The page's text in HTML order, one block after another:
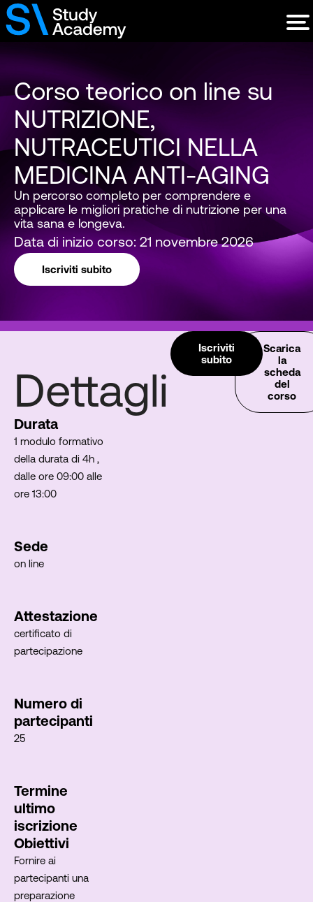
Corso teorico on line su
NUTRIZIONE,
NUTRACEUTICI NELLA
MEDICINA ANTI-AGING
Un percorso completo per comprendere e
applicare le migliori pratiche di nutrizione per una
vita sana e longeva.
Data di inizio corso: 21 novembre 2026
Iscriviti subito
Dettagli
Durata
1 modulo formativo
della durata di 4h ,
dalle ore 09:00 alle
ore 13:00
Sede
on line
Attestazione
certificato di
partecipazione
Numero di
partecipanti
25
Termine
ultimo
iscrizione
Obiettivi
Fornire ai
partecipanti una
preparazione
Iscriviti
subito
Scarica
la
scheda
del
corso